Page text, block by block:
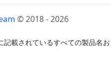
© 2018 - 2026
記載されているすべての製品名